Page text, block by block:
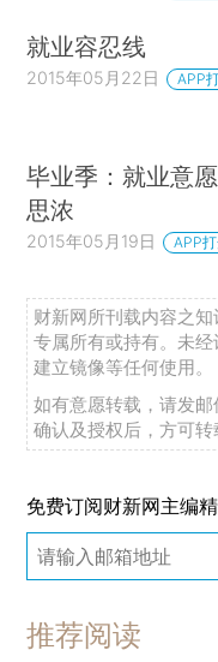
就业容忍线
2015年05月22日 APP
毕业季：就业意
思浓
2015年05月19日 APP
财新网所刊载内容之
专属所有或持有。未
建立镜像等任何使用。
如有意愿转载，请发邮
确认及授权后，方可转
免费订阅财新网主编
推荐阅读